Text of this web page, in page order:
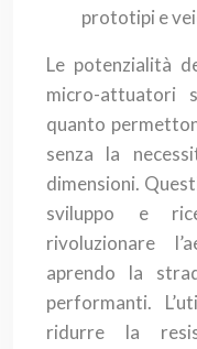
prototipi e
Le potenzialità
micro-attuatori
quanto
senza la
dimensioni.
sviluppo e
rivoluzionare
aprendo la
performanti.
ridurre la